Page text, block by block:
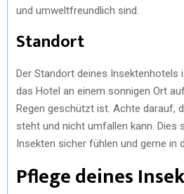
und umweltfreundlich sind.
Standort
Der Standort deines Insektenhotels
das Hotel an einem sonnigen Ort
Regen geschützt ist. Achte darauf,
steht und nicht umfallen kann. Dies
Insekten sicher fühlen und gerne in
Pflege deines